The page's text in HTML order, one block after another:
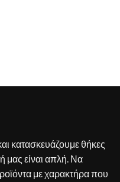
κατασκευάζουμε θήκες
μας είναι απλή. Να
με χαρακτήρα που